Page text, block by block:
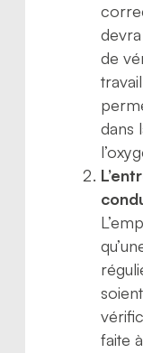
de
dans
faite